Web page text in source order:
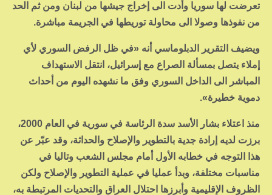
تعرضت لها سوريا وأدت الى إخراج جيشها من لبنان ومن ثم الحد
من نفوذها وصولا الى محاولة توريطها في الجريمة مباشرة.
ويضيف التقرير الدبلوماسي أنه «في ظل الرفض السوري لأي
إملاء يتصل بمسألة الصراع مع إسرائيل، انتقل الاستهداف
المباشر الى الداخل السوري وفق ما نشهده اليوم من أحداث
دموية خطيرة».
منذ اعتلاء بشار الأسد سدة الرئاسة في سورية في العام 2000،
برزت لديه إرادة جدية بالتطوير والإصلاح والحداثة، وقد عبّر عن
هذا التوجه في خطابه الأول أمام مجلس الشعب وتاليا في
مناسبات مختلفة، وبدأ عمليا في عملية التطوير والإصلاح ولكن
الظروف الإقليمية وأبرزها احتلال العراق والتحديات المرتبطة به،